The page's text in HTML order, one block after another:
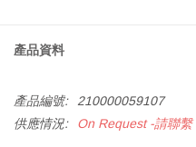
產品資料
產品編號:
210000059107
供應情況:
On Request -請聯繫